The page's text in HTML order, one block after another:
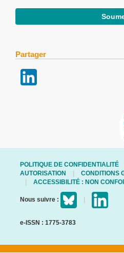
Partager
POLITIQUE DE CONFIDENTIALITÉ
AUTORISATION
CONDITIONS
ACCESSIBILITÉ : NON
Nous suivre :
e-ISSN : 1775-3783